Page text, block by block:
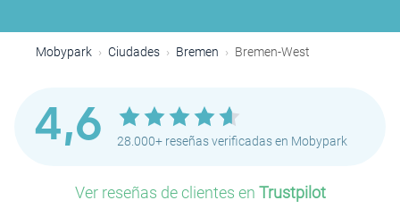
Mobypark Ciudades Bremen Bremen-West
4,6 28.000+ reseñas verificadas en Mobypark
Ver reseñas de clientes en Trustpilot